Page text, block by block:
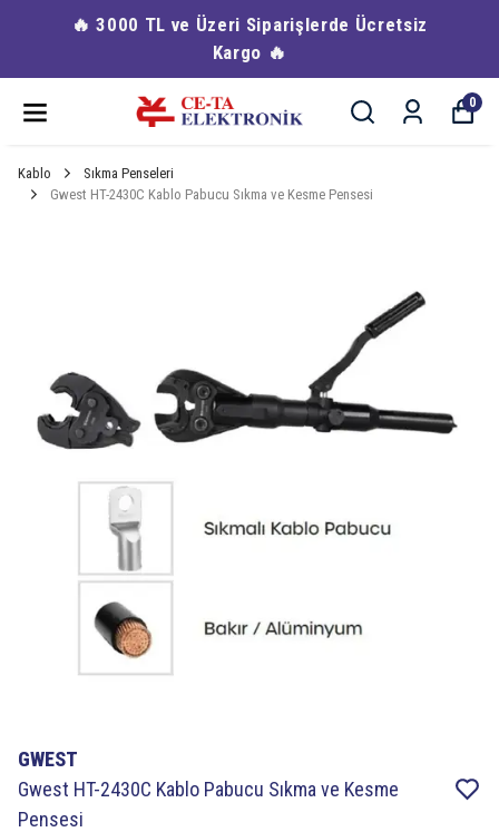
🔥 3000 TL ve Üzeri Siparişlerde Ücretsiz
Kargo 🔥
0
Kablo
Sıkma Penseleri
Gwest HT-2430C Kablo Pabucu Sıkma ve Kesme Pensesi
GWEST
Gwest HT-2430C Kablo Pabucu Sıkma ve Kesme
Pensesi